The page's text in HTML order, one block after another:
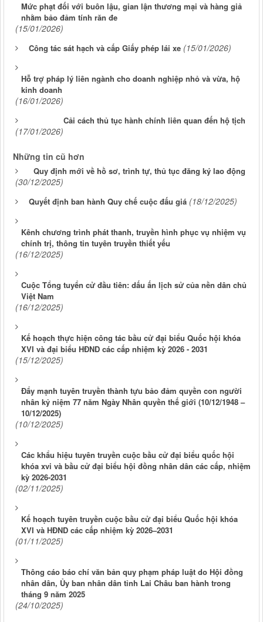
Mức phạt đối với buôn lậu, gian lận thương mại và hàng giả
nhằm bảo đảm tính răn đe
(15/01/2026)
Công tác sát hạch và cấp Giấy phép lái xe (15/01/2026)
Hỗ trợ pháp lý liên ngành cho doanh nghiệp nhỏ và vừa, hộ
kinh doanh
(16/01/2026)
Cải cách thủ tục hành chính liên quan đến hộ tịch
(17/01/2026)
Những tin cũ hơn
Quy định mới về hồ sơ, trình tự, thủ tục đăng ký lao động
(30/12/2025)
Quyết định ban hành Quy chế cuộc đấu giá (18/12/2025)
Kênh chương trình phát thanh, truyền hình phục vụ nhiệm vụ
chính trị, thông tin tuyên truyền thiết yếu
(16/12/2025)
Cuộc Tổng tuyển cử đầu tiên: dấu ấn lịch sử của nền dân chủ
Việt Nam
(16/12/2025)
Kế hoạch thực hiện công tác bầu cử đại biểu Quốc hội khóa
XVI và đại biểu HĐND các cấp nhiệm kỳ 2026 - 2031
(15/12/2025)
Đẩy mạnh tuyên truyền thành tựu bảo đảm quyền con người
nhân kỷ niệm 77 năm Ngày Nhân quyền thế giới (10/12/1948 –
10/12/2025)
(10/12/2025)
Các khẩu hiệu tuyên truyền cuộc bầu cử đại biểu quốc hội
khóa xvi và bầu cử đại biểu hội đồng nhân dân các cấp, nhiệm
kỳ 2026-2031
(02/11/2025)
Kế hoạch tuyên truyền cuộc bầu cử đại biểu Quốc hội khóa
XVI và HĐND các cấp nhiệm kỳ 2026–2031
(01/11/2025)
Thông cáo báo chí văn bản quy phạm pháp luật do Hội đồng
nhân dân, Ủy ban nhân dân tỉnh Lai Châu ban hành trong
tháng 9 năm 2025
(24/10/2025)